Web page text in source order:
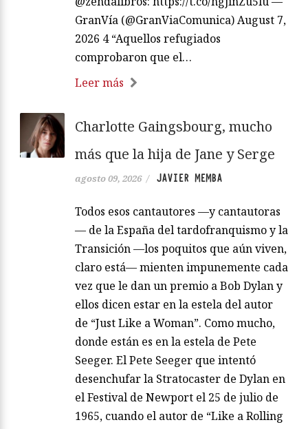
GranVía (@GranViaComunica) August 7,
2026 4 “Aquellos refugiados
comprobaron que el…
Leer más
Charlotte Gaingsbourg, mucho
más que la hija de Jane y Serge
agosto 09, 2026 / JAVIER MEMBA
Todos esos cantautores —y cantautoras
— de la España del tardofranquismo y la
Transición —los poquitos que aún viven,
claro está— mienten impunemente cada
vez que le dan un premio a Bob Dylan y
ellos dicen estar en la estela del autor
de “Just Like a Woman”. Como mucho,
donde están es en la estela de Pete
Seeger. El Pete Seeger que intentó
desenchufar la Stratocaster de Dylan en
el Festival de Newport el 25 de julio de
1965, cuando el autor de “Like a Rolling